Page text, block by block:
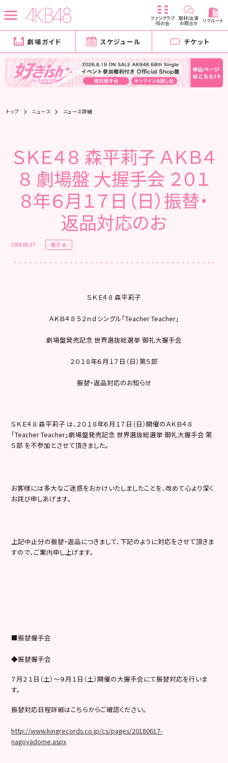
ファンクラブ
-柱の会-
取材/出演
お問合せ リクルート
劇場ガイド スケジュール チケット
トップ ニュース ニュース詳細
ＳＫＥ４８ 森平莉子 ＡＫＢ４
８ 劇場盤 大握手会 ２０１
８年６月１７日（日）振替・
返品対応のお
2018.06.27 握手会
ＳＫＥ４８ 森平莉子
ＡＫＢ４８ ５２ｎｄシングル「Teacher Teacher」
劇場盤発売記念 世界選抜総選挙 御礼大握手会
２０１８年６月１７日（日）第５部
振替・返品対応のお知らせ
ＳＫＥ４８ 森平莉子 は、２０１８年６月１７日（日）開催のＡＫＢ４８
「Teacher Teacher」劇場盤発売記念 世界選抜総選挙 御礼大握手会 第
５部 を不参加とさせて頂きました。
お客様には多大なご迷惑をおかけいたしましたことを、改めて心より深く
お詫び申しあげます。
上記中止分の振替・返品につきまして、下記のように対応をさせて頂きま
すので、ご案内申し上げます。
■振替握手会
◆振替握手会
７月２１日（土）〜９月１日（土）開催の大握手会にて振替対応を行いま
す。
振替対応日程詳細はこちらからご確認ください。
http://www.kingrecords.co.jp/cs/pages/20180617-
nagoyadome.aspx